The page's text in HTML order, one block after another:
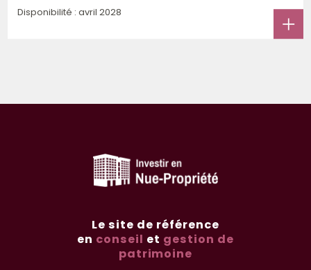
Disponibilité : avril 2028
Le site de référence
en conseil et gestion de
patrimoine